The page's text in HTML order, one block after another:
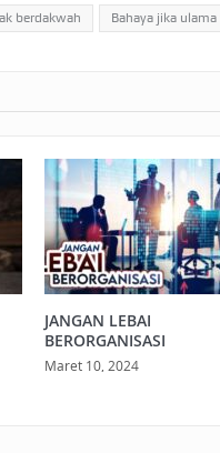
berdakwah Bahaya jika
JANGAN LEBAI
BERORGANISASI
Maret 10, 2024